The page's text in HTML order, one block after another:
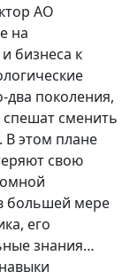
АО
на
бизнеса к
два поколения,
сменить
В этом плане
свою
большей мере
его
знания…